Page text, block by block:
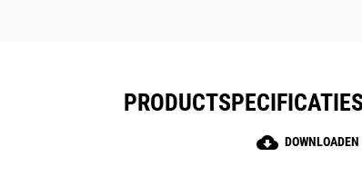
cloud_download DOWNLOADEN